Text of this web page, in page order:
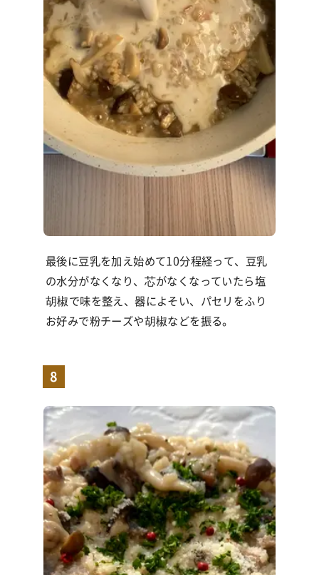
最後に豆乳を加え始めて10分程経って、豆乳
の水分がなくなり、芯がなくなっていたら塩
胡椒で味を整え、器によそい、パセリをふり
お好みで粉チーズや胡椒などを振る。
8